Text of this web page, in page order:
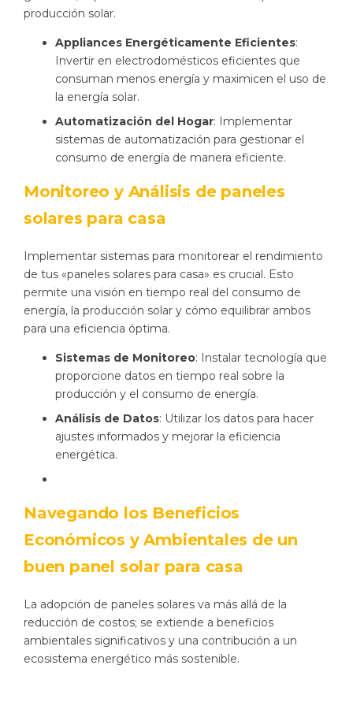
producción solar.
Appliances Energéticamente Eficientes:
Invertir en electrodomésticos eficientes que
consuman menos energía y maximicen el uso de
la energía solar.
Automatización del Hogar: Implementar
sistemas de automatización para gestionar el
consumo de energía de manera eficiente.
Monitoreo y Análisis de paneles
solares para casa
Implementar sistemas para monitorear el rendimiento
de tus «paneles solares para casa» es crucial. Esto
permite una visión en tiempo real del consumo de
energía, la producción solar y cómo equilibrar ambos
para una eficiencia óptima.
Sistemas de Monitoreo: Instalar tecnología que
proporcione datos en tiempo real sobre la
producción y el consumo de energía.
Análisis de Datos: Utilizar los datos para hacer
ajustes informados y mejorar la eficiencia
energética.
Navegando los Beneficios
Económicos y Ambientales de un
buen panel solar para casa
La adopción de paneles solares va más allá de la
reducción de costos; se extiende a beneficios
ambientales significativos y una contribución a un
ecosistema energético más sostenible.